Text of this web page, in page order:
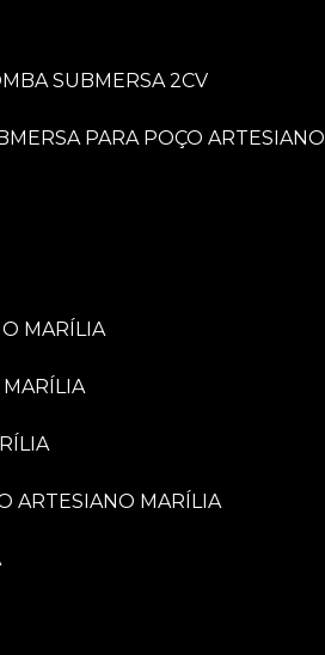
SUBMERSA 2CV
PARA POÇO ARTESIANO
MARÍLIA
MARÍLIA
ARTESIANO MARÍLIA